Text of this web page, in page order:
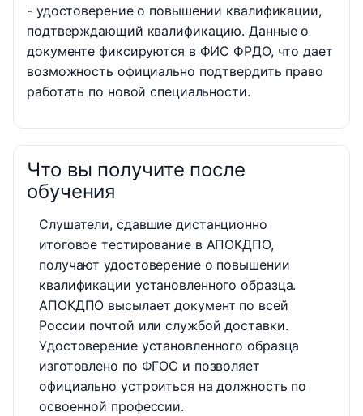
- удостоверение о повышении квалификации,
подтверждающий квалификацию. Данные о
документе фиксируются в ФИС ФРДО, что дает
возможность официально подтвердить право
работать по новой специальности.
Что вы получите после
обучения
Слушатели, сдавшие дистанционно
итоговое тестирование в АПОКДПО,
получают удостоверение о повышении
квалификации установленного образца.
АПОКДПО высылает документ по всей
России почтой или службой доставки.
Удостоверение установленного образца
изготовлено по ФГОС и позволяет
официально устроиться на должность по
освоенной профессии.